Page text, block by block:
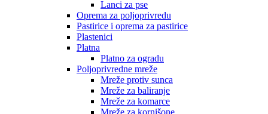
Lanci za pse
Oprema za poljoprivredu
Pastirice i oprema za pastirice
Plastenici
Platna
Platno za ogradu
Poljoprivredne mreže
Mreže protiv sunca
Mreže za baliranje
Mreže za komarce
Mreže za kornišone